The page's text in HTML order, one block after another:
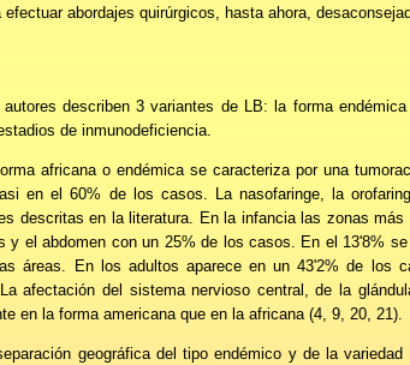
efectuar abordajes quirúrgicos, hasta ahora,
autores describen 3 variantes de LB: la forma
de inmunodeficiencia.
africana o endémica se caracteriza por una
en el 60% de los casos. La nasofaringe, la
descritas en la literatura. En la infancia las zonas
y el abdomen con un 25% de los casos. En el 13'8%
áreas. En los adultos aparece en un 43'2% de los
afectación del sistema nervioso central, de la
en la forma americana que en la africana (4, 9, 20, 21).
geográfica del tipo endémico y de la